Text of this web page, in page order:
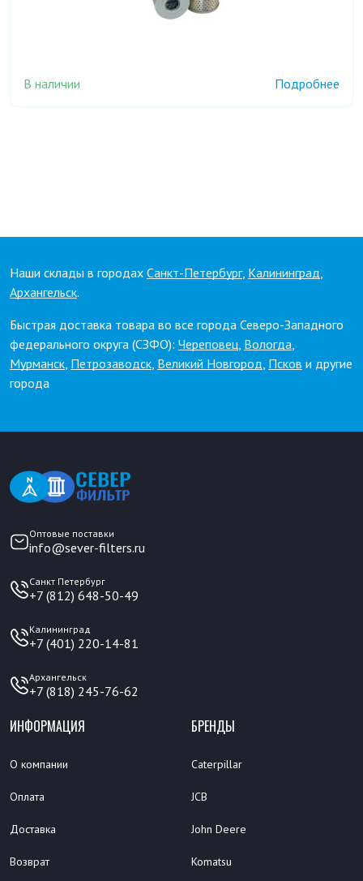
В наличии Подробнее
Наши склады в городах Санкт-Петербург, Калининград,
Архангельск.
Быстрая доставка товара во все города Северо-Западного
федерального округа (СЗФО): Череповец, Вологда,
Мурманск, Петрозаводск, Великий Новгород, Псков и другие
города
Оптовые поставки
info@sever-filters.ru
Санкт Петербург
+7 (812) 648-50-49
Калининград
+7 (401) 220-14-81
Архангельск
+7 (818) 245-76-62
ИНФОРМАЦИЯ
О компании
Оплата
Доставка
Возврат
БРЕНДЫ
Caterpillar
JCB
John Deere
Komatsu